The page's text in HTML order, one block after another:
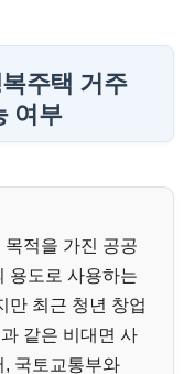
주택 거주
여부
적을 가진 공공
용도로 사용하는
만 최근 청년 창업
같은 비대면 사
, 국토교통부와